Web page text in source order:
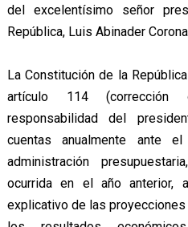
del excelentísimo señor
República, Luis Abinader
La Constitución de la
artículo 114
responsabilidad del
cuentas anualmente ante
administración
ocurrida en el año anterior,
explicativo de las